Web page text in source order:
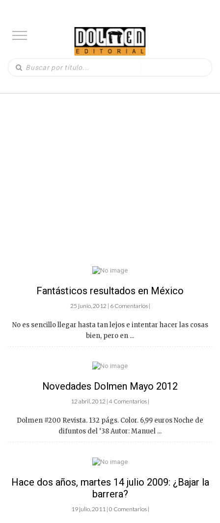
Fantásticos resultados en México
25 junio, 2012 | 6 Comentarios |
No es sencillo llegar hasta tan lejos e intentar hacer las cosas
bien, pero en ...
Novedades Dolmen Mayo 2012
12 abril, 2012 | 4 Comentarios |
Dolmen #200 Revista. 132 págs. Color. 6,99 euros Noche de
difuntos del ‘38 Autor: Manuel ...
Hace dos años, martes 14 julio 2009: ¿Bajar la
barrera?
19 julio, 2011 | 0 Comentarios |